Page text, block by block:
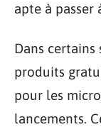
apte à passer
Dans certains
produits
pour les
lancements.